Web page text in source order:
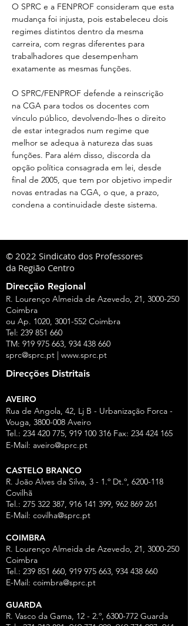
O SPRC e a FENPROF consideram que esta
mudança foi injusta, pois estabeleceu dois
regimes distintos dentro da mesma
carreira, com regras diferentes para
trabalhadores que desempenham
exatamente as mesmas funções.
O SPRC/FENPROF defende a reinscrição
na CGA para todos os docentes com
vínculo público, devolvendo-lhes o direito
de estar integrados num regime que
melhor se adequa à natureza das suas
funções. Para além disso, discorda da
opção política consagrada em lei, desde
final de 2005, que tem por objetivo impedir
novas entradas na CGA, o que, a prazo,
condena a continuidade deste sistema.
© 2022 Sindicato dos Professores
da Região Centro
Direcção Regional
R. Lourenço Almeida de Azevedo, 21, 3000-250
Coimbra
ou Ap. 1020, 3001-552 Coimbra
Tel: 239 851 660
TM: 919 975 663, 934 438 660
sprc@sprc.pt | www.sprc.pt
Direcções Distritais
AVEIRO
Rua de Angola, 42, Lj B - Urbanização Forca -
Vouga, 3800-008 Aveiro
Tel.: 234 420 775, 919 100 316 Fax: 234 424 165
E-Mail: aveiro@sprc.pt
CASTELO BRANCO
R. João Alves da Silva, 3 - 1.º Dt.º, 6200-118
Covilhã
Tel.: 275 322 387, 916 141 399, 962 869 261
E-Mail: covilha@sprc.pt
COIMBRA
R. Lourenço Almeida de Azevedo, 21, 3000-250
Coimbra
Tel.: 239 851 660, 919 975 663, 934 438 660
E-Mail: coimbra@sprc.pt
GUARDA
R. Vasco da Gama, 12 - 2.º, 6300-772 Guarda